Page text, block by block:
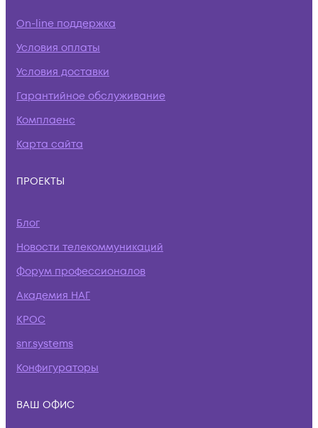
On-line поддержка
Условия оплаты
Условия доставки
Гарантийное обслуживание
Комплаенс
Карта сайта
ПРОЕКТЫ
Блог
Новости телекоммуникаций
Форум профессионалов
Академия НАГ
КРОС
snr.systems
Конфигураторы
ВАШ ОФИС